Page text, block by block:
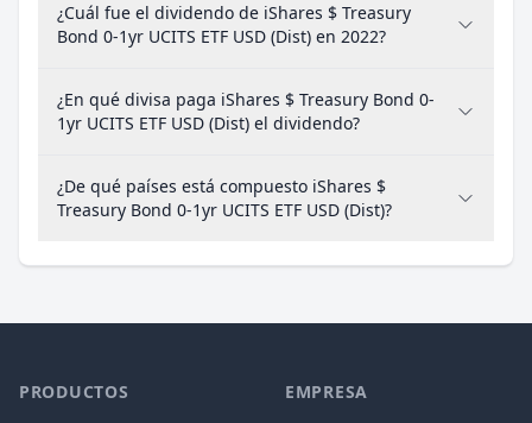
¿Cuál fue el dividendo de iShares $ Treasury
Bond 0-1yr UCITS ETF USD (Dist) en 2022?
¿En qué divisa paga iShares $ Treasury Bond 0-
1yr UCITS ETF USD (Dist) el dividendo?
¿De qué países está compuesto iShares $
Treasury Bond 0-1yr UCITS ETF USD (Dist)?
PRODUCTOS EMPRESA